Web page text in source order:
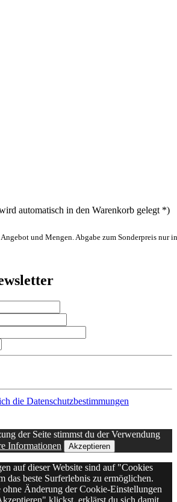
automatisch in den Warenkorb gelegt *)
und Mengen. Abgabe zum Sonderpreis nur
die Datenschutzbestimmungen
der Seite stimmst du der Verwendung
Informationen Akzeptieren
auf dieser Website sind auf "Cookies
das beste Surferlebnis zu ermöglichen.
ohne Änderung der Cookie-Einstellungen
klickst, erklärst du sich damit